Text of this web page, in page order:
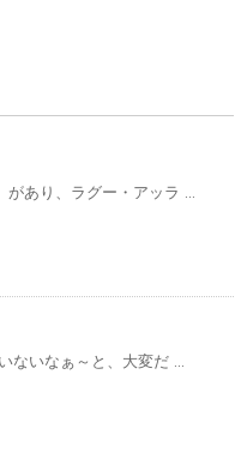
があり、ラグー・アッラ ...
ないなぁ～と、大変だ ...